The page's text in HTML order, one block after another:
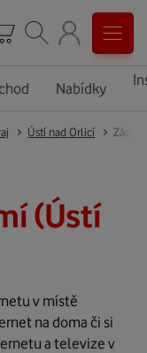
Nabídky
Ústí nad Orlicí
(Ústí
v místě
na doma či si
a televize v